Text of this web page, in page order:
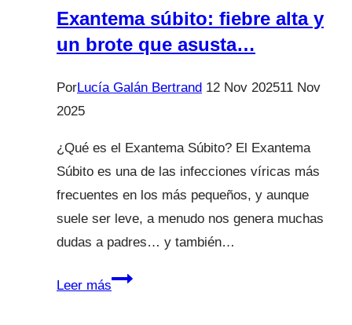
Exantema súbito: fiebre alta y
un brote que asusta…
PorLucía Galán Bertrand 12 Nov 202511 Nov
2025
¿Qué es el Exantema Súbito? El Exantema
Súbito es una de las infecciones víricas más
frecuentes en los más pequeños, y aunque
suele ser leve, a menudo nos genera muchas
dudas a padres… y también…
Leer másExantema